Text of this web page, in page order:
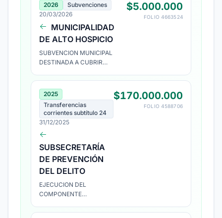
2026
Subvenciones
20/03/2026
MUNICIPALIDAD
DE ALTO HOSPICIO
SUBVENCION MUNICIPAL
DESTINADA A CUBRIR
$5.000.000
FOLIO 4663524
2025
Transferencias
corrientes subtítulo 24
31/12/2025
SUBSECRETARÍA
DE PREVENCIÓN
DEL DELITO
EJECUCION DEL
COMPONENTE
POLICIAL DEL
$170.000.000
FOLIO 4588706